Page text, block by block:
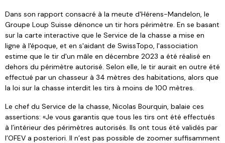
Dans son rapport consacré à la meute d'Hérens-Mandelon, le
Groupe Loup Suisse dénonce un tir hors périmètre. En se basant
sur la carte interactive que le Service de la chasse a mise en
ligne à l'époque, et en s'aidant de SwissTopo, l'association
estime que le tir d'un mâle en décembre 2023 a été réalisé en
dehors du périmètre autorisé. Selon elle, le tir aurait en outre été
effectué par un chasseur à 34 mètres des habitations, alors que
la loi sur la chasse interdit les tirs à moins de 100 mètres.
Le chef du Service de la chasse, Nicolas Bourquin, balaie ces
assertions: «Je vous garantis que tous les tirs ont été effectués
à l’intérieur des périmètres autorisés. Ils ont tous été validés par
l’OFEV a posteriori. Il n’est pas possible de zoomer suffisamment